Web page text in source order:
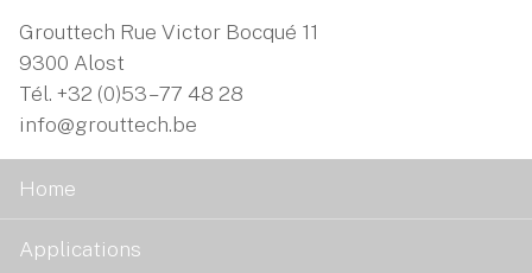
Grouttech Rue Victor Bocqué 11
9300 Alost
Tél. +32 (0)53 – 77 48 28
info@grouttech.be
Home
Applications